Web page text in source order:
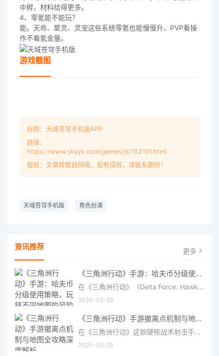
中孵，材料给得更多。
4、零氪能不能玩？
能。天命、聚灵、灵宠这些系统零氪也能慢慢升，PVP看操
作不看氪金量。
游戏截图
标题：天域苍穹手机版APP
链接：
https://www.skyyx.com/games/js/152101.html
版权：文章转载自网络，如有侵权，请联系删除！
天域苍穹手机版 角色扮演
资讯推荐 更多
《三角洲行动》手游：哈夫币分级使用策略，玩转不同地图的风险与回报
在《三角洲行动》（Delta Force: Hawk Ops）“烽火地带”模式中，地图被划分为“普通”、“机密”和“绝密”三个
2026-05-29
《三角洲行动》手游撤离点机制与地图全攻略深度解析
在《三角洲行动》这款硬核战术射击手游中，撤离是每位干员行动的核心目标。无论你在战场中搜刮了多少高价值物
2026-05-29